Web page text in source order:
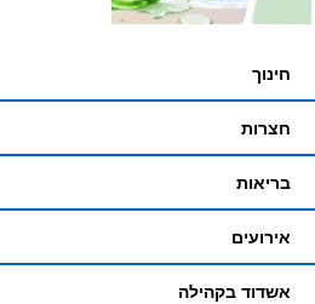
חינוך
חצרות
בריאות
אירועים
אשדוד בקהילה